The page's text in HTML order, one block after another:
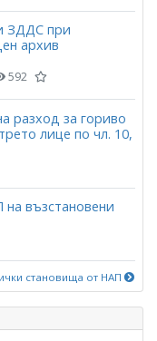
ЗДДС при
архив
592
разход за гориво
лице по чл. 10,
възстановени
становища от НАП